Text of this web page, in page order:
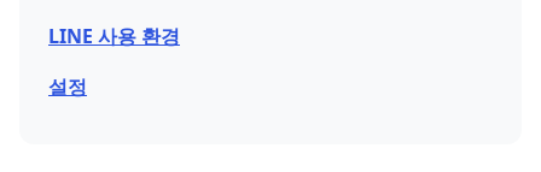
LINE 사용 환경
설정